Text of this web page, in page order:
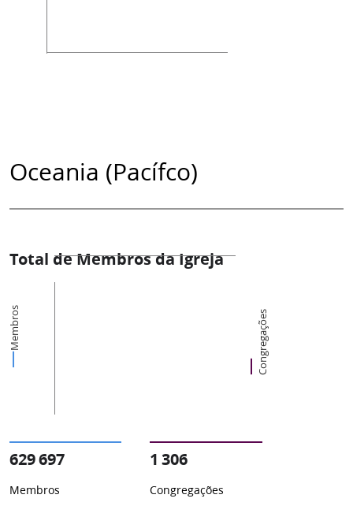
Oceania (Pacífco)
Total de Membros da Igreja
Membros Congregações
629 697
Membros
1 306
Congregações